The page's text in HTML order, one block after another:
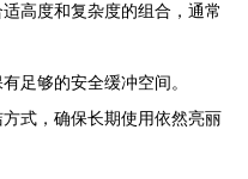
高度和复杂度的组合，通常
足够的安全缓冲空间。
式，确保长期使用依然亮丽